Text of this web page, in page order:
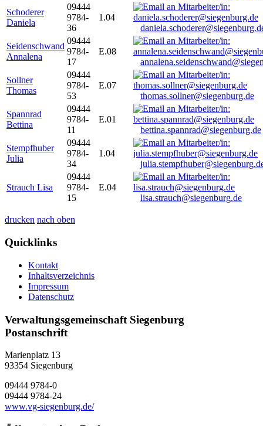
Schoderer
Daniela
09444
9784-
36
1.04
Seidenschwand
Annalena
09444
9784-
17
E.08
Sollner
Thomas
09444
9784-
53
E.07
thomas.sollner@siegenburg.de
Spannrad
Bettina
09444
9784-
11
E.01
bettina.spannrad@siegenburg.de
Stempfhuber
Julia
09444
9784-
34
1.04
Strauch Lisa
09444
9784-
15
E.04
lisa.strauch@siegenburg.de
drucken nach oben
Quicklinks
Kontakt
Inhaltsverzeichnis
Impressum
Datenschutz
Verwaltungsgemeinschaft Siegenburg
Postanschrift
Marienplatz 13
93354 Siegenburg
09444 9784-0
09444 9784-24
www.vg-siegenburg.de/